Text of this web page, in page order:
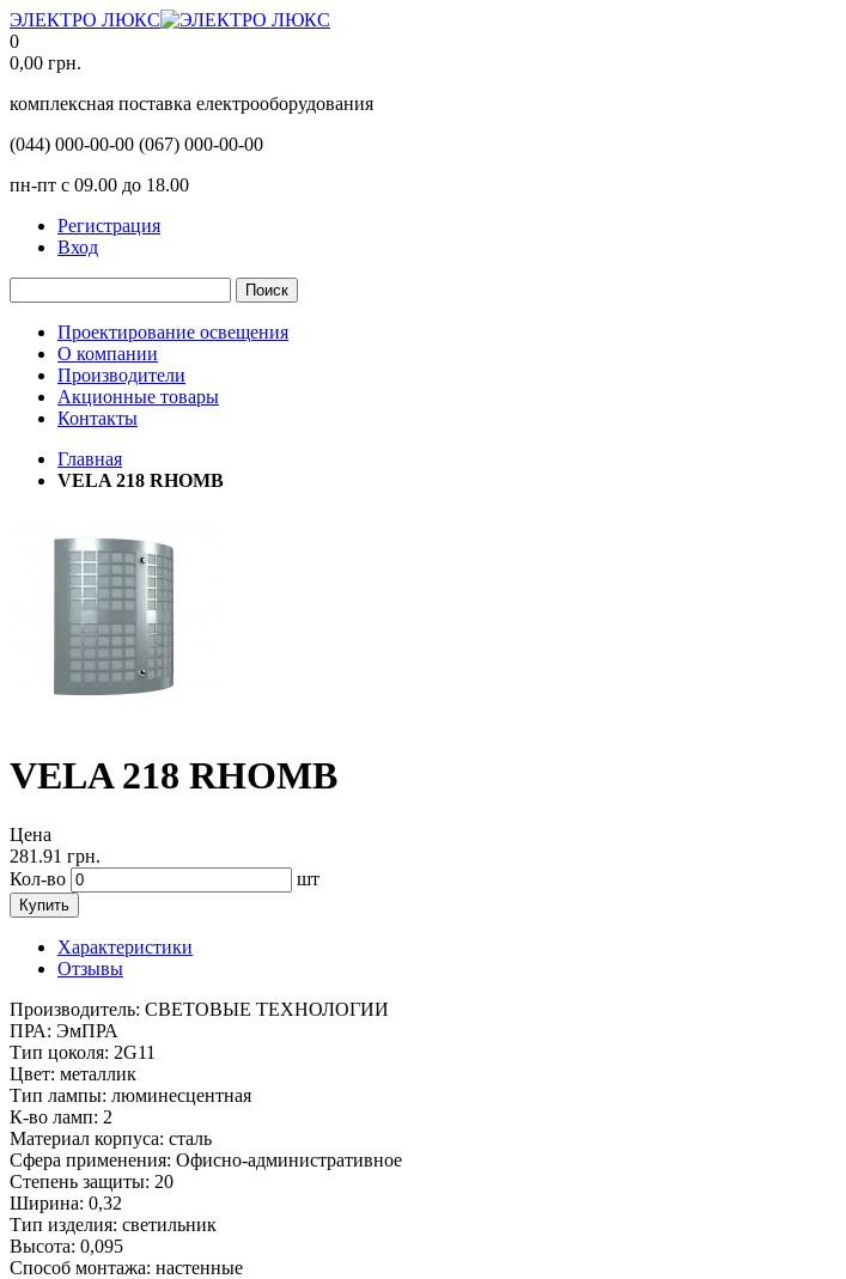
ЭЛЕКТРО ЛЮКС
0
0,00 грн.
комплексная поставка електрооборудования
(044) 000-00-00 (067) 000-00-00
пн-пт с 09.00 до 18.00
Регистрация
Вход
Поиск
Проектирование освещения
О компании
Производители
Акционные товары
Контакты
Главная
VELA 218 RHOMB
VELA 218 RHOMB
Цена
281.91 грн.
Кол-во
шт
Купить
Характеристики
Отзывы
Производитель: СВЕТОВЫЕ ТЕХНОЛОГИИ
ПРА: ЭмПРА
Тип цоколя: 2G11
Цвет: металлик
Тип лампы: люминесцентная
К-во ламп: 2
Материал корпуса: сталь
Сфера применения: Офисно-административное
Степень защиты: 20
Ширина: 0,32
Тип изделия: светильник
Высота: 0,095
Способ монтажа: настенные